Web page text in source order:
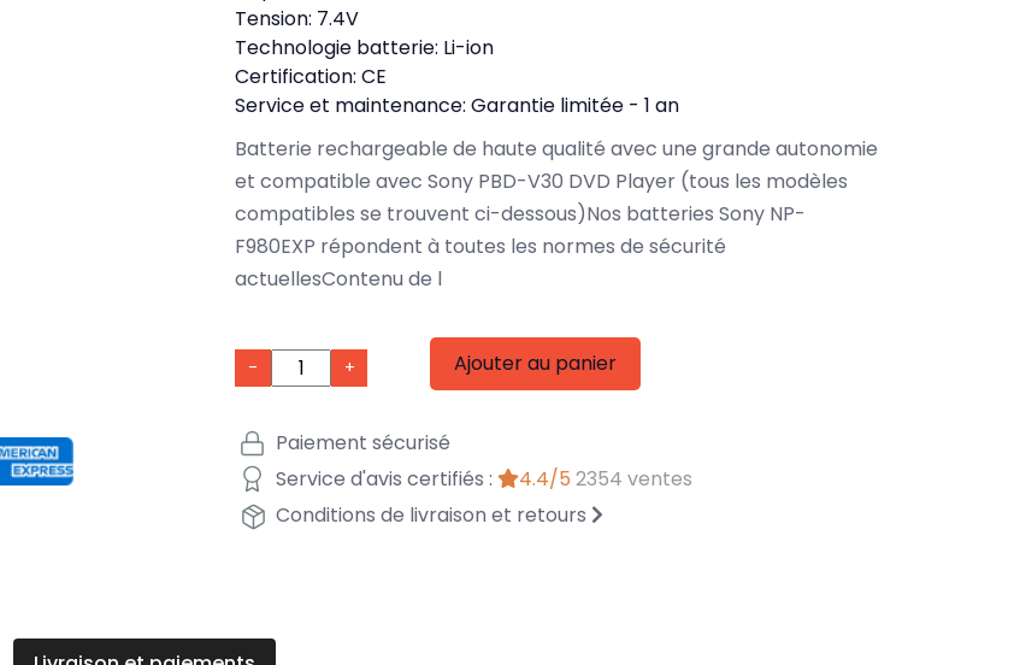
Tension: 7.4V
Technologie batterie: Li-ion
Certification: CE
Service et maintenance: Garantie limitée - 1 an
Batterie rechargeable de haute qualité avec une grande autonomie
et compatible avec Sony PBD-V30 DVD Player (tous les modèles
compatibles se trouvent ci-dessous)Nos batteries Sony NP-
F980EXP répondent à toutes les normes de sécurité
actuellesContenu de l
- + Ajouter au panier
Paiement sécurisé
Service d'avis certifiés :
4.4/5 2354 ventes
Conditions de livraison et retours